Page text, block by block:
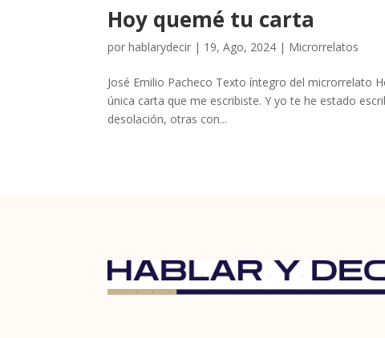
Hoy quemé tu carta
porhablarydecir | 19, Ago, 2024 | Microrrelatos
José Emilio Pacheco Texto íntegro del microrrelato
única carta que me escribiste. Y yo te he estado
desolación, otras con...